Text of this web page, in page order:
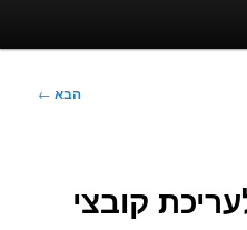
הבא ←
קובצי